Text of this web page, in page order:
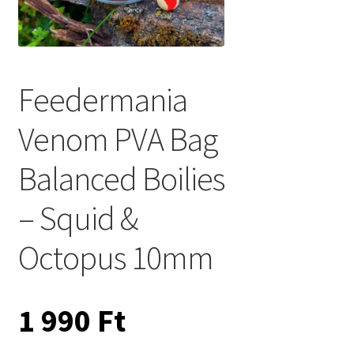
Feedermania
Venom PVA Bag
Balanced Boilies
– Squid &
Octopus 10mm
1 990 Ft